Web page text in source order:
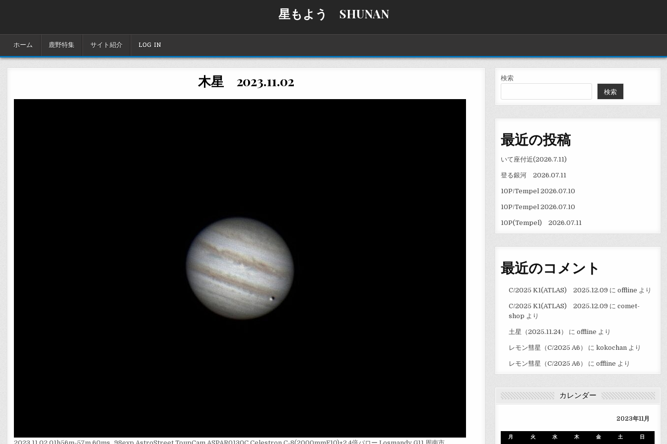
星もよう SHUNAN
ホーム 鹿野特集 サイト紹介 LOG IN
木星 2023.11.02 検索
検索
最近の投稿
いて座付近(2026.7.11)
登る銀河 2026.07.11
10P/Tempel 2026.07.10
10P/Tempel 2026.07.10
10P(Tempel) 2026.07.11
最近のコメント
C/2025 K1(ATLAS) 2025.12.09 に offline より
C/2025 K1(ATLAS) 2025.12.09 に comet-
shop より
土星（2025.11.24） に offline より
レモン彗星（C/2025 A6） に kokochanより
レモン彗星（C/2025 A6） に offline より
カレンダー
2023年11月
月 火 水 木 金 土 日